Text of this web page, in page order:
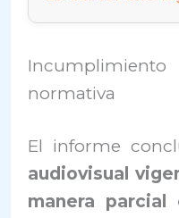
normativa
El informe
audiovisual
manera